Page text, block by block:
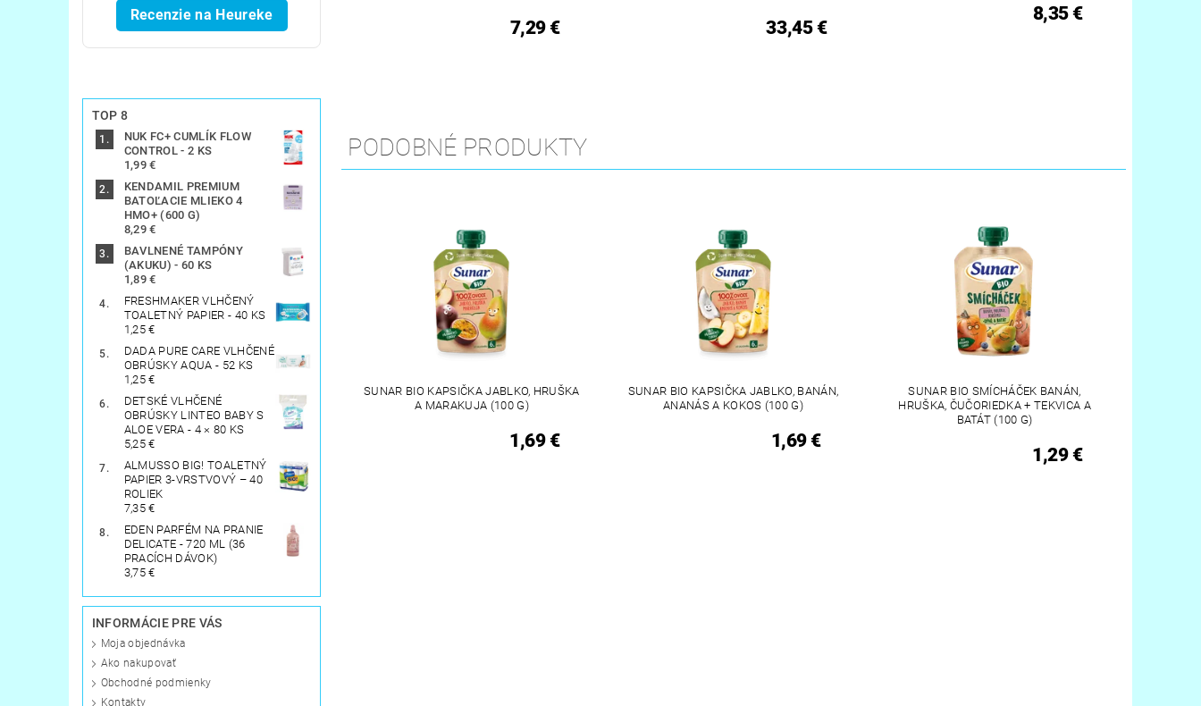
Recenzie na Heureke
TOP 8
NUK FC+ CUMLÍK FLOW
CONTROL - 2 KS
1,99 €
KENDAMIL PREMIUM
BATOĽACIE MLIEKO 4
HMO+ (600 G)
8,29 €
BAVLNENÉ TAMPÓNY
(AKUKU) - 60 KS
1,89 €
FRESHMAKER VLHČENÝ
TOALETNÝ PAPIER - 40 KS
1,25 €
DADA PURE CARE VLHČENÉ
OBRÚSKY AQUA - 52 KS
1,25 €
DETSKÉ VLHČENÉ
OBRÚSKY LINTEO BABY S
ALOE VERA - 4 × 80 KS
5,25 €
ALMUSSO BIG! TOALETNÝ
PAPIER 3-VRSTVOVÝ – 40
ROLIEK
7,35 €
EDEN PARFÉM NA PRANIE
DELICATE - 720 ML (36
PRACÍCH DÁVOK)
3,75 €
INFORMÁCIE PRE VÁS
Moja objednávka
Ako nakupovať
Obchodné podmienky
Kontakty
7,29 € 33,45 €
8,35 €
PODOBNÉ PRODUKTY
SUNAR BIO KAPSIČKA JABLKO, HRUŠKA
A MARAKUJA (100 G)
1,69 €
SUNAR BIO KAPSIČKA JABLKO, BANÁN,
ANANÁS A KOKOS (100 G)
1,69 €
SUNAR BIO SMÍCHÁČEK BANÁN,
HRUŠKA, ČUČORIEDKA + TEKVICA A
BATÁT (100 G)
1,29 €